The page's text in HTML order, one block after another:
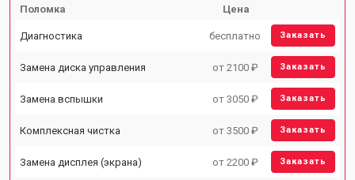
Поломка Цена
Диагностика бесплатно Заказать
Замена диска управления от 2100 ₽ Заказать
Замена вспышки от 3050 ₽ Заказать
Комплексная чистка от 3500 ₽ Заказать
Замена дисплея (экрана) от 2200 ₽ Заказать